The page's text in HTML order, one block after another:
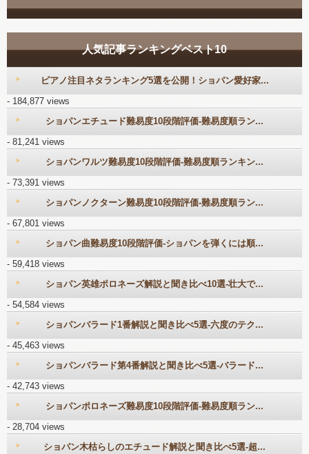
人気記事ランキングベスト10
ピアノ注目ネタランキング5選を公開！ショパン愛好家...
- 184,877 views
ショパンエチュード難易度10段階評価-難易度順ラン...
- 81,241 views
ショパンワルツ難易度10段階評価-難易度順ランキン...
- 73,391 views
ショパンノクターン難易度10段階評価-難易度順ラン...
- 67,801 views
ショパン曲難易度10段階評価-ショパンを弾くには順...
- 59,418 views
ショパン英雄ポロネーズ解説と聞き比べ10選-壮大で...
- 54,584 views
ショパンバラード1番解説と聞き比べ5選-六度のテク...
- 45,463 views
ショパンバラード第4番解説と聞き比べ5選-バラード...
- 42,743 views
ショパンポロネーズ難易度10段階評価-難易度順ラン...
- 28,704 views
ショパン木枯らしのエチュード解説と聞き比べ5選-超...